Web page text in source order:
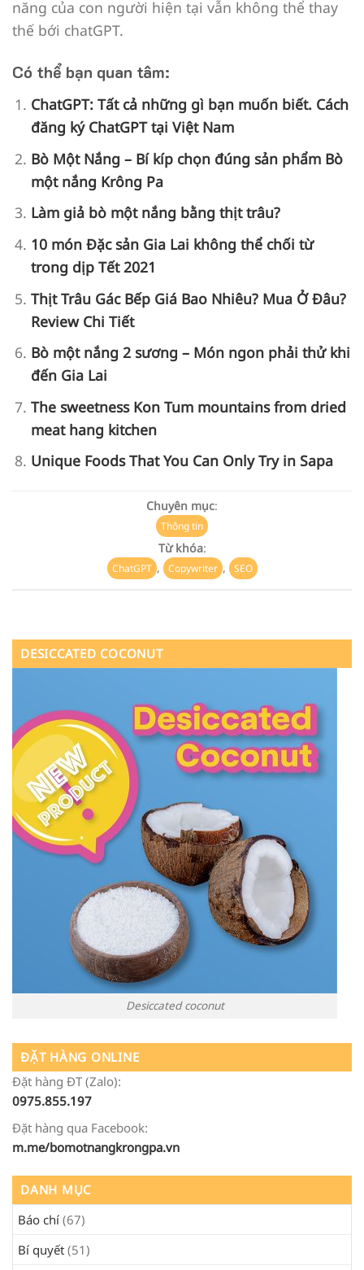
năng của con người hiện tại vẫn không thể thay
thế bới chatGPT.
Có thể bạn quan tâm:
ChatGPT: Tất cả những gì bạn muốn biết. Cách
đăng ký ChatGPT tại Việt Nam
Bò Một Nắng – Bí kíp chọn đúng sản phẩm Bò
một nắng Krông Pa
Làm giả bò một nắng bằng thịt trâu?
10 món Đặc sản Gia Lai không thể chối từ
trong dịp Tết 2021
Thịt Trâu Gác Bếp Giá Bao Nhiêu? Mua Ở Đâu?
Review Chi Tiết
Bò một nắng 2 sương – Món ngon phải thử khi
đến Gia Lai
The sweetness Kon Tum mountains from dried
meat hang kitchen
Unique Foods That You Can Only Try in Sapa
Chuyên mục:
Thông tin
Từ khóa:
ChatGPT , Copywriter , SEO
DESICCATED COCONUT
Desiccated coconut
ĐẶT HÀNG ONLINE
Đặt hàng ĐT (Zalo):
0975.855.197
Đặt hàng qua Facebook:
m.me/bomotnangkrongpa.vn
DANH MỤC
Báo chí (67)
Bí quyết (51)